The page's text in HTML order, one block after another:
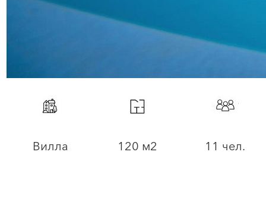
Вилла 120 м2 11 чел.